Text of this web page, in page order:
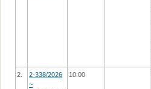
2.
2-338/2026
~
10:00